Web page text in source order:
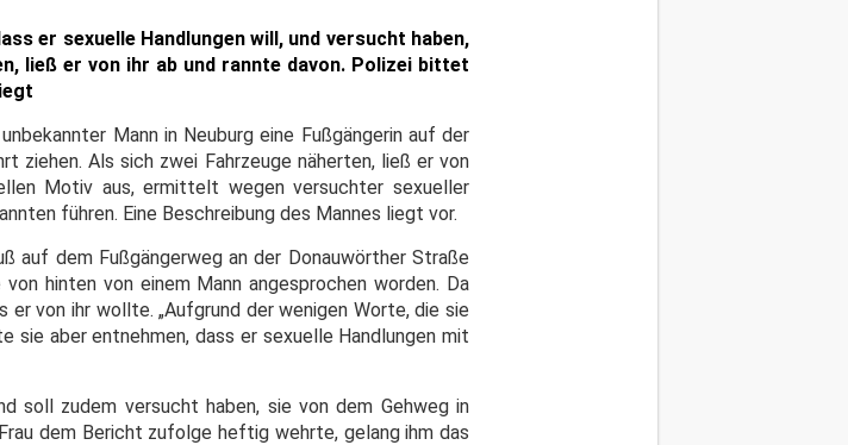
er sexuelle Handlungen will, und versucht haben,
ließ er von ihr ab und rannte davon. Polizei bittet
Mann in Neuburg eine Fußgängerin auf der
ziehen. Als sich zwei Fahrzeuge näherten, ließ er von
Motiv aus, ermittelt wegen versuchter sexueller
führen. Eine Beschreibung des Mannes liegt vor.
auf dem Fußgängerweg an der Donauwörther Straße
hinten von einem Mann angesprochen worden. Da
er von ihr wollte. „Aufgrund der wenigen Worte, die sie
sie aber entnehmen, dass er sexuelle Handlungen mit
soll zudem versucht haben, sie von dem Gehweg in
dem Bericht zufolge heftig wehrte, gelang ihm das